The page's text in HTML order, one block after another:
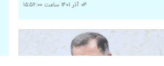
۰۴ آذر ۱۴۰۱ ساعت ۱۵:۵۶:۰۰